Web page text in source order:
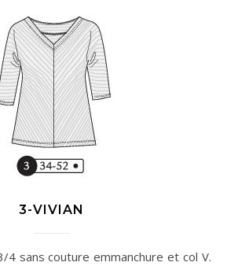
3-VIVIAN